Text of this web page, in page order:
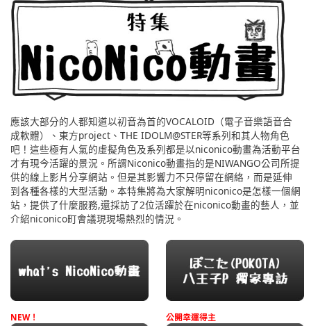
tiéng Viêt
Bahasa Indonesia
應該大部分的人都知道以初音為首的VOCALOID（電子音樂語音合
成軟體）、東方project、THE IDOLM@STER等系列和其人物角色
吧！這些極有人氣的虛擬角色及系列都是以niconico動畫為活動平台
才有現今活躍的景況。所謂Niconico動畫指的是NIWANGO公司所提
供的線上影片分享網站。但是其影響力不只停留在網絡，而是延伸
到各種各樣的大型活動。本特集將為大家解明niconico是怎樣一個網
站，提供了什麼服務,還採訪了2位活躍於在niconico動畫的藝人，並
介紹niconico町會議現現場熱烈的情況。
NEW！ 公開幸運得主